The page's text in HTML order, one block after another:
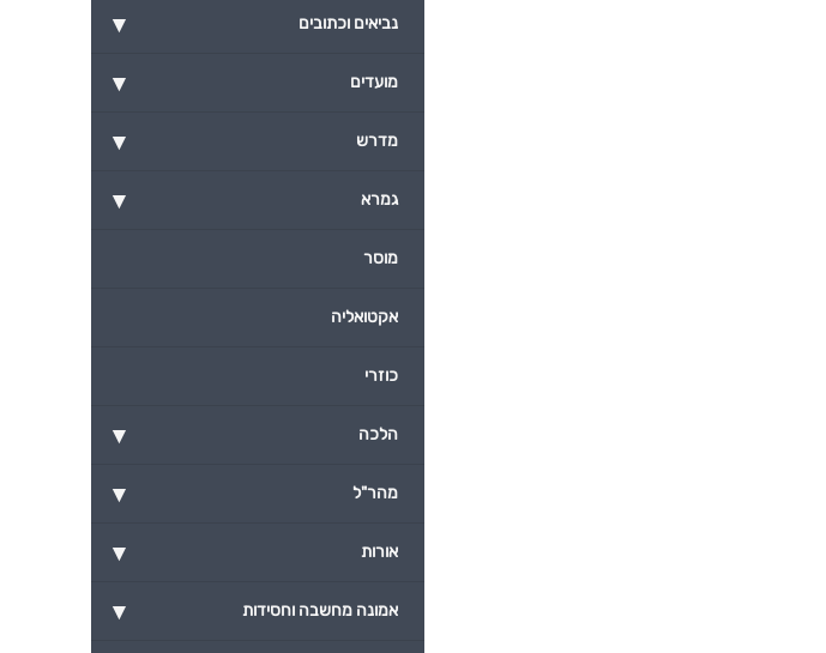
▾ נביאים וכתובים
▾ מועדים
▾ מדרש
▾ גמרא
מוסר
אקטואליה
כוזרי
▾ הלכה
▾ מהר"ל
▾ אורות
▾ אמונה מחשבה וחסידות